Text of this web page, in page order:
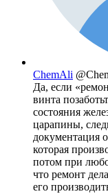
ChemAli
Да, если
винта
состояния
царапины,
документация
которая
потом при
что ремонт
его